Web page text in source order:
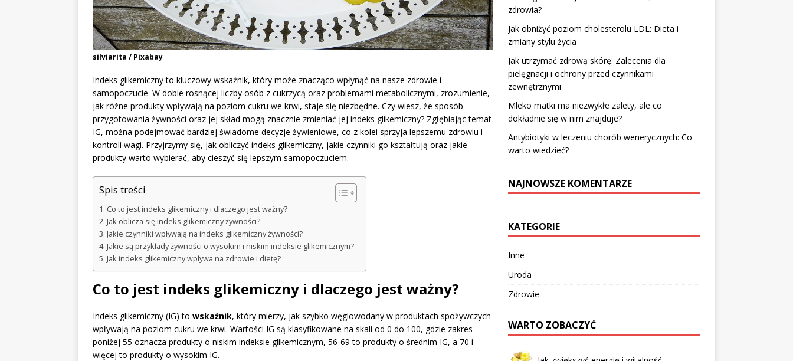
silviarita / Pixabay
Indeks glikemiczny to kluczowy wskaźnik, który może znacząco wpłynąć na nasze zdrowie i
samopoczucie. W dobie rosnącej liczby osób z cukrzycą oraz problemami metabolicznymi, zrozumienie,
jak różne produkty wpływają na poziom cukru we krwi, staje się niezbędne. Czy wiesz, że sposób
przygotowania żywności oraz jej skład mogą znacznie zmieniać jej indeks glikemiczny? Zgłębiając temat
IG, można podejmować bardziej świadome decyzje żywieniowe, co z kolei sprzyja lepszemu zdrowiu i
kontroli wagi. Przyjrzymy się, jak obliczyć indeks glikemiczny, jakie czynniki go kształtują oraz jakie
produkty warto wybierać, aby cieszyć się lepszym samopoczuciem.
Spis treści
Co to jest indeks glikemiczny i dlaczego jest ważny?
Jak oblicza się indeks glikemiczny żywności?
Jakie czynniki wpływają na indeks glikemiczny żywności?
Jakie są przykłady żywności o wysokim i niskim indeksie glikemicznym?
Jak indeks glikemiczny wpływa na zdrowie i dietę?
Co to jest indeks glikemiczny i dlaczego jest ważny?
Indeks glikemiczny (IG) to wskaźnik, który mierzy, jak szybko węglowodany w produktach spożywczych
wpływają na poziom cukru we krwi. Wartości IG są klasyfikowane na skali od 0 do 100, gdzie zakres
poniżej 55 oznacza produkty o niskim indeksie glikemicznym, 56-69 to produkty o średnim IG, a 70 i
więcej to produkty o wysokim IG.
zdrowia?
Jak obniżyć poziom cholesterolu LDL: Dieta i
zmiany stylu życia
Jak utrzymać zdrową skórę: Zalecenia dla
pielęgnacji i ochrony przed czynnikami
zewnętrznymi
Mleko matki ma niezwykłe zalety, ale co
dokładnie się w nim znajduje?
Antybiotyki w leczeniu chorób wenerycznych: Co
warto wiedzieć?
NAJNOWSZE KOMENTARZE
KATEGORIE
Inne
Uroda
Zdrowie
WARTO ZOBACZYĆ